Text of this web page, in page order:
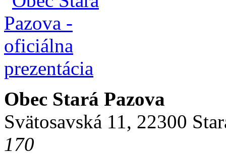
Obec Stará Pazova
Svätosavská 11, 22300
170